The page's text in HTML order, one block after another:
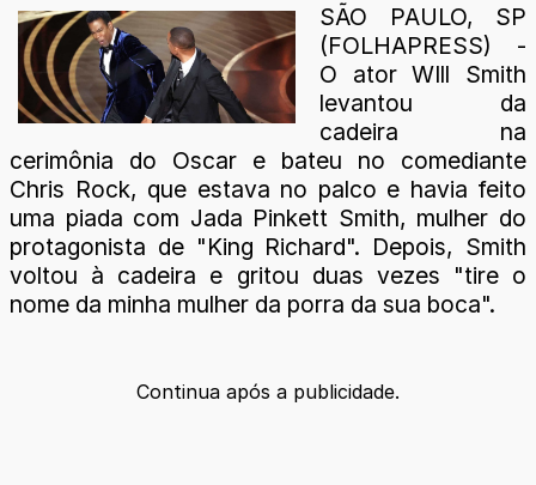
SÃO PAULO, SP
(FOLHAPRESS) -
O ator WIll Smith
levantou da
cadeira na
cerimônia do Oscar e bateu no comediante
Chris Rock, que estava no palco e havia feito
uma piada com Jada Pinkett Smith, mulher do
protagonista de "King Richard". Depois, Smith
voltou à cadeira e gritou duas vezes "tire o
nome da minha mulher da porra da sua boca".
Continua após a publicidade.